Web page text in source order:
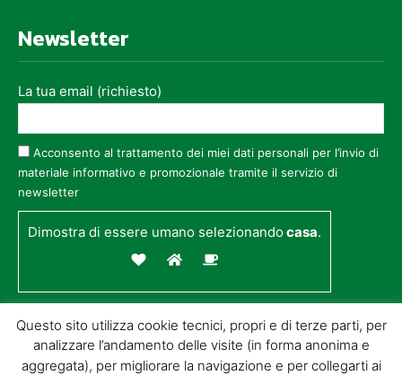
Newsletter
La tua email (richiesto)
Acconsento al trattamento dei miei dati personali per l’invio di
materiale informativo e promozionale tramite il servizio di
newsletter
Dimostra di essere umano selezionandocasa.
Questo sito utilizza cookie tecnici, propri e di terze parti, per
analizzare l’andamento delle visite (in forma anonima e
aggregata), per migliorare la navigazione e per collegarti ai